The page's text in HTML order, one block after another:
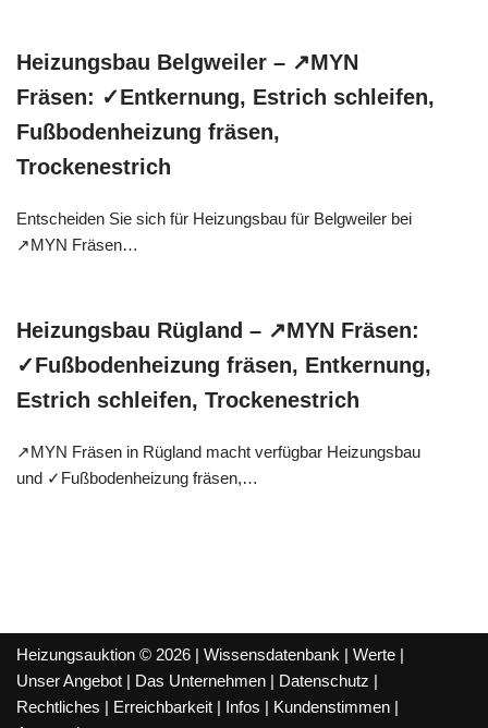
Heizungsbau Belgweiler – ↗️MYN
Fräsen: ✓Entkernung, Estrich schleifen,
Fußbodenheizung fräsen,
Trockenestrich
Entscheiden Sie sich für Heizungsbau für Belgweiler bei
↗️MYN Fräsen…
Heizungsbau Rügland – ↗️MYN Fräsen:
✓Fußbodenheizung fräsen, Entkernung,
Estrich schleifen, Trockenestrich
↗️MYN Fräsen in Rügland macht verfügbar Heizungsbau
und ✓Fußbodenheizung fräsen,…
Heizungsauktion © 2026 | Wissensdatenbank | Werte |
Unser Angebot | Das Unternehmen | Datenschutz |
Rechtliches | Erreichbarkeit | Infos | Kundenstimmen |